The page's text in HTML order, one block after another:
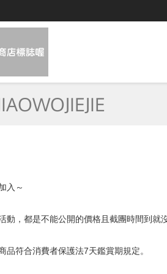
入～
動，都是不能公開的價格且截團時間到就
品符合消費者保護法7天鑑賞期規定。